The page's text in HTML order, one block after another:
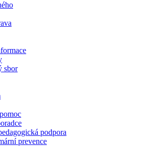
sbor
podpora
prevence